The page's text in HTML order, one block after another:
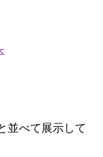
並べて展示して